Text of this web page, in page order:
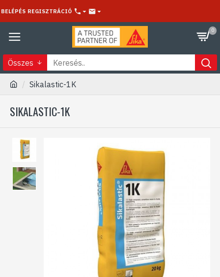
BELÉPÉS REGISZTRÁCIÓ
0
Összes
Sikalastic-1K
SIKALASTIC-1K